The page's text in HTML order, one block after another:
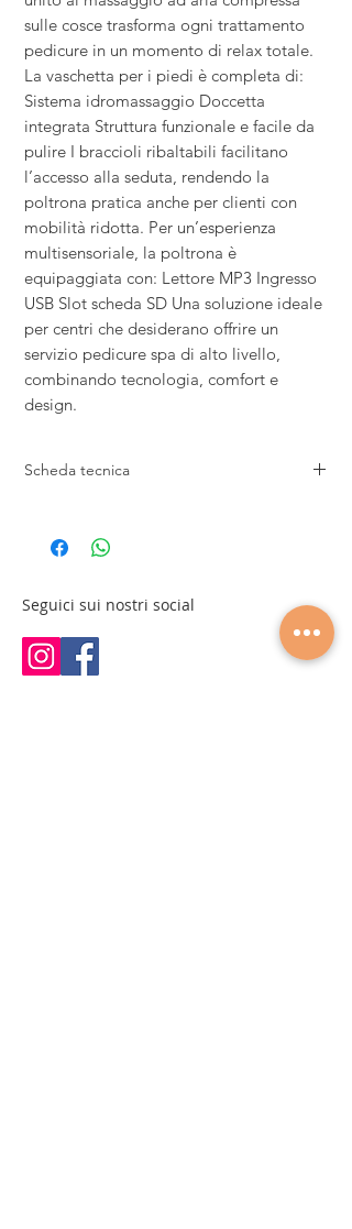
sulle cosce trasforma ogni trattamento
pedicure in un momento di relax totale.
La vaschetta per i piedi è completa di:
Sistema idromassaggio Doccetta
integrata Struttura funzionale e facile da
pulire I braccioli ribaltabili facilitano
l’accesso alla seduta, rendendo la
poltrona pratica anche per clienti con
mobilità ridotta. Per un’esperienza
multisensoriale, la poltrona è
equipaggiata con: Lettore MP3 Ingresso
USB Slot scheda SD Una soluzione ideale
per centri che desiderano offrire un
servizio pedicure spa di alto livello,
combinando tecnologia, comfort e
design.
Scheda tecnica
Peso: 125 Kg
Capacità: 25 l
Seguici sui nostri social